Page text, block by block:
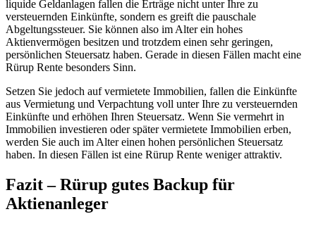
liquide Geldanlagen fallen die Erträge nicht unter Ihre zu
versteuernden Einkünfte, sondern es greift die pauschale
Abgeltungssteuer. Sie können also im Alter ein hohes
Aktienvermögen besitzen und trotzdem einen sehr geringen,
persönlichen Steuersatz haben. Gerade in diesen Fällen macht eine
Rürup Rente besonders Sinn.
Setzen Sie jedoch auf vermietete Immobilien, fallen die Einkünfte
aus Vermietung und Verpachtung voll unter Ihre zu versteuernden
Einkünfte und erhöhen Ihren Steuersatz. Wenn Sie vermehrt in
Immobilien investieren oder später vermietete Immobilien erben,
werden Sie auch im Alter einen hohen persönlichen Steuersatz
haben. In diesen Fällen ist eine Rürup Rente weniger attraktiv.
Fazit – Rürup gutes Backup für
Aktienanleger